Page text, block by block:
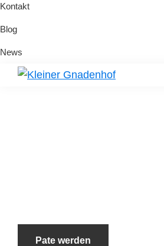
Kontakt
Blog
News
Pate werden